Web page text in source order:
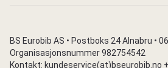
BS Eurobib AS • Postboks 24 Alnabru •
Organisasjonsnummer 982754542
Kontakt: kundeservice(at)bseurobib.no